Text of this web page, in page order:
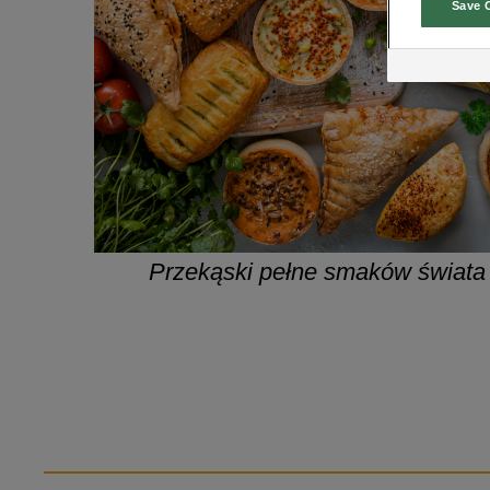
Przekąski pełne smaków świata
Save